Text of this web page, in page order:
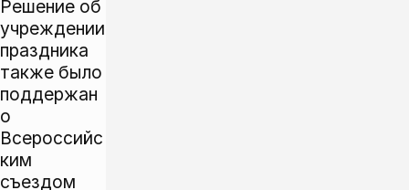
Решение об
учреждении
праздника
также было
поддержан
о
Всероссийс
ким
съездом